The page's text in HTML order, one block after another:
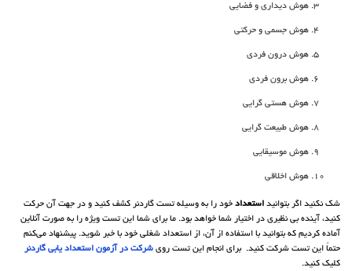
هوش دیداری و فضایی
هوش جسمی و حرکتی
هوش درون فردی
هوش برون فردی
هوش هستی گرایی
هوش طبیعت گرایی
هوش موسیقایی
هوش اخلاقی
شک نکنید اگر بتوانید استعداد خود را به وسیله تست گاردنر کشف کنید و در جهت آن حرکت
کنید، آینده بی نظیری در اختیار شما خواهد بود. ما برای شما این تست ویژه را به صورت آنلاین
آماده کردیم که بتوانید با استفاده از آن، از استعداد شغلی خود با خبر شوید. پیشنهاد می‌کنم
حتماً این تست شرکت کنید. برای انجام این تست روی شرکت در آزمون استعداد یابی گاردنر
کلیک کنید.